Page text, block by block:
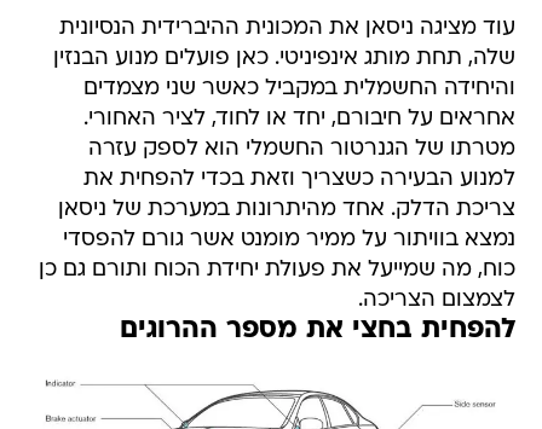
עוד מציגה ניסאן את המכונית ההיברידית הנסיונית
שלה, תחת מותג אינפיניטי. כאן פועלים מנוע הבנזין
והיחידה החשמלית במקביל כאשר שני מצמדים
אחראים על חיבורם, יחד או לחוד, לציר האחורי.
מטרתו של הגנרטור החשמלי הוא לספק עזרה
למנוע הבעירה כשצריך וזאת בכדי להפחית את
צריכת הדלק. אחד מהיתרונות במערכת של ניסאן
נמצא בוויתור על ממיר מומנט אשר גורם להפסדי
כוח, מה שמייעל את פעולת יחידת הכוח ותורם גם כן
לצמצום הצריכה.
להפחית בחצי את מספר ההרוגים